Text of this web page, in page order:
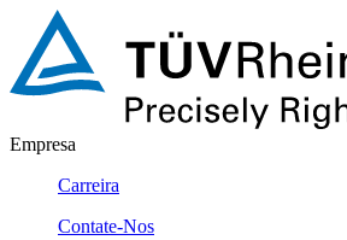
Empresa
Carreira
Contate-Nos